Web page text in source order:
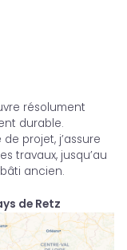
résolument
durable.
projet, j’assure
travaux, jusqu’au
ancien.
de Retz